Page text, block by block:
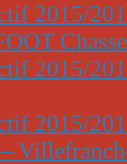
2015/
2015/
2015/